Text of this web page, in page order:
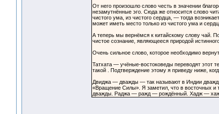
От него произошло слово честь в значении
незамутнённые эго. Сюда же относится слово
чистого ума, из чистого сердца, — тогда
может иметь место только из чистого ума и
А теперь мы вернёмся к китайскому слову чай.
чистое сознание, являющееся природой
Очень сильное слово, которое необходимо
Татхата — учёные-востоковеды переводят этот
такой . Подтверждение этому я приведу ниже,
Двиджа — дважды — так называют в Индии
«Вращение Силы». Я заметил, что в восточных и
дважды. Раджа — ражд — рождённый. Хадж —